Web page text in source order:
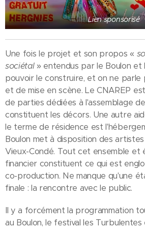
Lien sponsorisé
Une fois le projet et son propos «
sociétal» entendus par le Boulon et
pouvoir le construire, et on ne parle
et de mise en scène. Le CNAREP
de parties dédiées à l'assemblage
constituent les décors. Une autre
le terme de résidence est
Boulon met à disposition des
Vieux-Condé. Tout cet ensemble et
financier constituent ce qui est
co-production. Ne manque qu'une
finale : la rencontre avec le public.
Il y a forcément la programmation
au Boulon, le festival les